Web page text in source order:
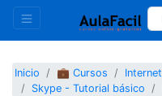
Inicio 💼 Cursos Internet
Skype - Tutorial básico